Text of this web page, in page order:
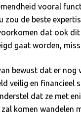
vooral
zou de beste
dat ook dit
gaat worden,
bewust dat er nog
veilig en financieel
dat ze met
komen wandelen